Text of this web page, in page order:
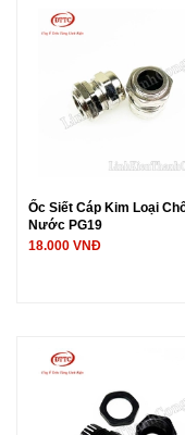
Ốc Siết Cáp Kim Loại
Nước PG19
18.000 VNĐ